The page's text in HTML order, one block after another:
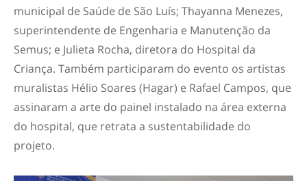
municipal de Saúde de São Luís; Thayanna Menezes,
superintendente de Engenharia e Manutenção da
Semus; e Julieta Rocha, diretora do Hospital da
Criança. Também participaram do evento os artistas
muralistas Hélio Soares (Hagar) e Rafael Campos, que
assinaram a arte do painel instalado na área externa
do hospital, que retrata a sustentabilidade do
projeto.